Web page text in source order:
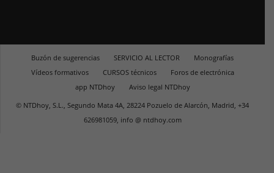
Buzón de sugerencias SERVICIO AL LECTOR
Monografías
Vídeos formativos
CURSOS técnicos
Foros de electrónica
app NTDhoy
Aviso legal NTDhoy
© NTDhoy, S.L., Segundo Mata 4A, 28224 Pozuelo de Alarcón, Madrid, +34
626981059, info @ ntdhoy.com